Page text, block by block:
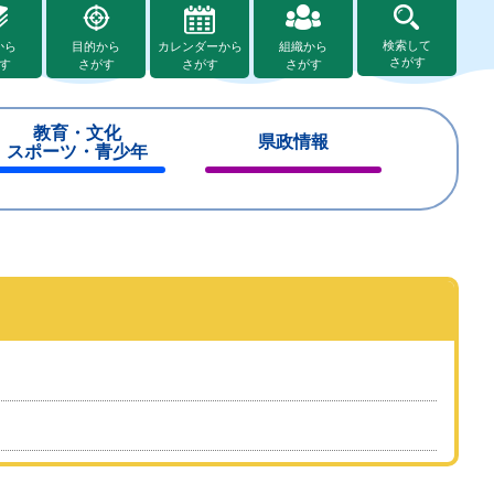
ら
目的から
さがす
カレンダーから
さがす
組織から
さがす
検索して
さがす
教育・文化
スポーツ・青少年
県政情報
じ